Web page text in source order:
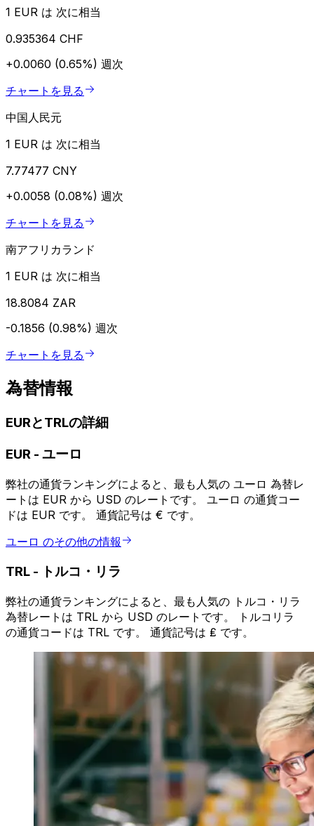
1 EUR は 次に相当
0.935364 CHF
+0.0060 (0.65%) 週次
チャートを見る
中国人民元
1 EUR は 次に相当
7.77477 CNY
+0.0058 (0.08%) 週次
チャートを見る
南アフリカランド
1 EUR は 次に相当
18.8084 ZAR
-0.1856 (0.98%) 週次
チャートを見る
為替情報
EURとTRLの詳細
EUR - ユーロ
弊社の通貨ランキングによると、最も人気の ユーロ 為替レ
ートは EUR から USD のレートです。 ユーロ の通貨コー
ドは EUR です。 通貨記号は € です。
ユーロ のその他の情報
TRL - トルコ・リラ
弊社の通貨ランキングによると、最も人気の トルコ・リラ
為替レートは TRL から USD のレートです。 トルコリラ
の通貨コードは TRL です。 通貨記号は ₤ です。